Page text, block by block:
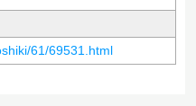
61/69531.html